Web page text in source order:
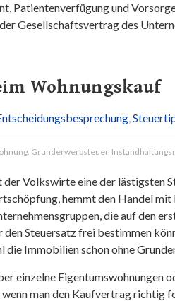
Patientenverfügung und
Gesellschaftsvertrag des
Wohnungskauf
,
, Grunderwerbsteuer,
Volkswirte eine der lästigsten
hemmt den Handel
die auf den
den Steuersatz frei bestimmen
die Immobilien schon ohne
einzelne Eigentumswohnungen
wenn man den Kaufvertrag